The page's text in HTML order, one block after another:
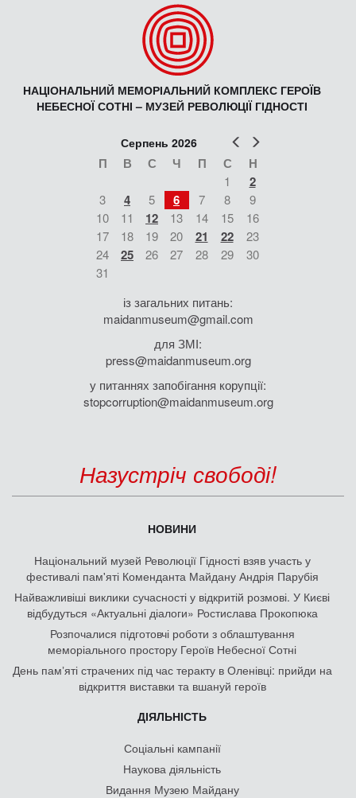
НАЦІОНАЛЬНИЙ МЕМОРІАЛЬНИЙ КОМПЛЕКС ГЕРОЇВ
НЕБЕСНОЇ СОТНІ – МУЗЕЙ РЕВОЛЮЦІЇ ГІДНОСТІ
Попер
Серпень 2026
П В С Ч П С Н
1 2
3 4 5 6 7 8
9
10
11 12 13 14 15
16
17
18 19 20 21 22
23
24
25 26 27 28 29
30
31
із загальних питань:
maidanmuseum@gmail.com
для ЗМІ:
press@maidanmuseum.org
у питаннях запобігання корупції:
stopcorruption@maidanmuseum.org
Назустріч свободі!
НОВИНИ
Національний музей Революції Гідності взяв участь у
фестивалі пам'яті Коменданта Майдану Андрія Парубія
Найважливіші виклики сучасності у відкритій розмові. У Києві
відбудуться «Актуальні діалоги» Ростислава Прокопюка
Розпочалися підготовчі роботи з облаштування
меморіального простору Героїв Небесної Сотні
День памʼяті страчених під час теракту в Оленівці: прийди на
відкриття виставки та вшануй героїв
ДІЯЛЬНІСТЬ
Соціальні кампанії
Наукова діяльність
Видання Музею Майдану